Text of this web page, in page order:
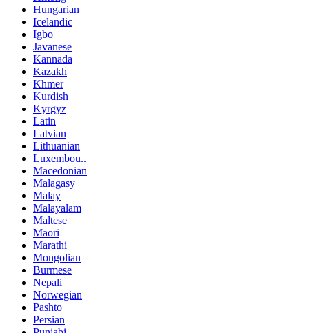
Hungarian
Icelandic
Igbo
Javanese
Kannada
Kazakh
Khmer
Kurdish
Kyrgyz
Latin
Latvian
Lithuanian
Luxembou..
Macedonian
Malagasy
Malay
Malayalam
Maltese
Maori
Marathi
Mongolian
Burmese
Nepali
Norwegian
Pashto
Persian